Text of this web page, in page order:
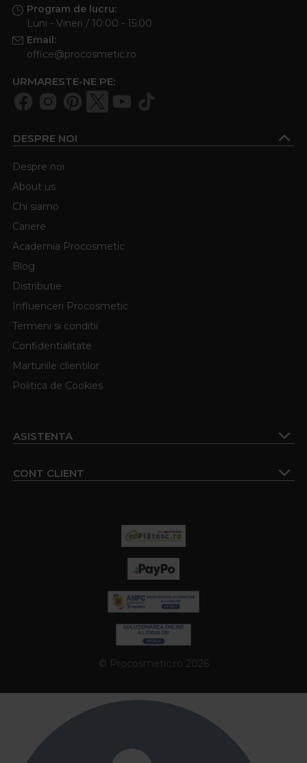
Program de lucru:
Luni - Vineri / 10:00 - 15:00
Email:
office@procosmetic.ro
URMARESTE-NE PE:
DESPRE NOI
Despre noi
About us
Chi siamo
Cariere
Academia Procosmetic
Blog
Distributie
Influenceri Procosmetic
Termeni si conditii
Confidentialitate
Marturiile clientilor
Politica de Cookies
ASISTENTA
CONT CLIENT
© Procosmetic.ro 2026